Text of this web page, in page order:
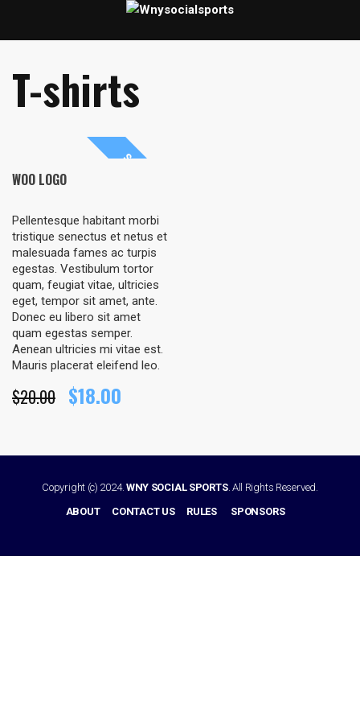
T-shirts
SALE!
WOO LOGO
Pellentesque habitant morbi
tristique senectus et netus et
malesuada fames ac turpis
egestas. Vestibulum tortor
quam, feugiat vitae, ultricies
eget, tempor sit amet, ante.
Donec eu libero sit amet
quam egestas semper.
Aenean ultricies mi vitae est.
Mauris placerat eleifend leo.
$20.00 Original
price
$20.00.
$18.00
$18.00.
Copyright (c) 2024. WNY SOCIAL SPORTS. All Rights Reserved.
ABOUT
CONTACT US RULES SPONSORS